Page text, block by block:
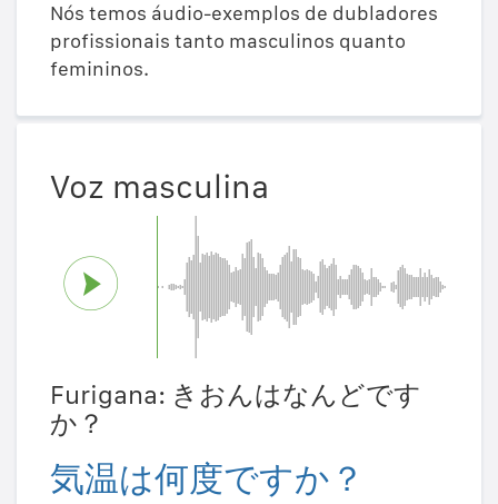
Nós temos áudio-exemplos de dubladores
profissionais tanto masculinos quanto
femininos.
Voz masculina
Furigana: きおんはなんどです
か？
気温は何度ですか？